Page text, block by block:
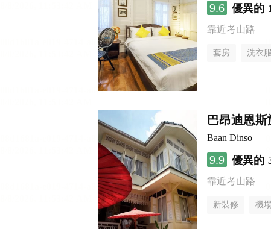
9.6 優異的
靠近考山路
套房 洗衣
巴昂迪恩斯
Baan Dinso
9.9 優異的
靠近考山路
新裝修 機